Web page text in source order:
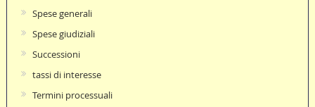
Spese generali
Spese giudiziali
Successioni
tassi di interesse
Termini processuali